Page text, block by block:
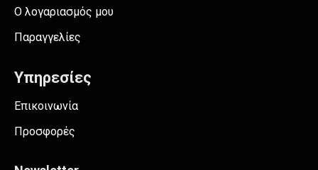
Ο λογαριασμός μου
Παραγγελίες
Υπηρεσίες
Επικοινωνία
Προσφορές